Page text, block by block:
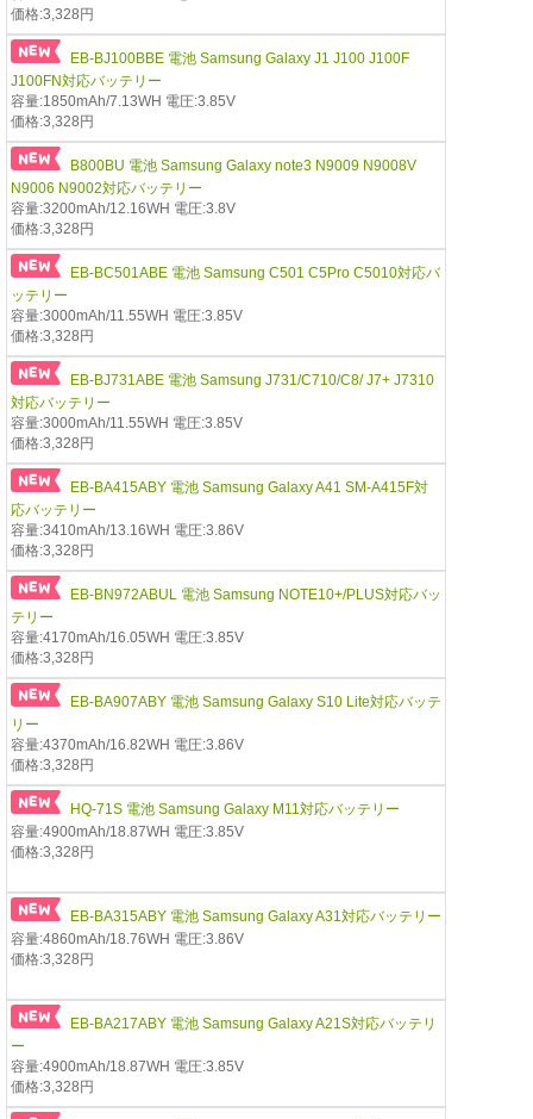
価格:3,328円
EB-BJ100BBE 電池 Samsung Galaxy J1 J100 J100F
J100FN対応バッテリー
容量:1850mAh/7.13WH 電圧:3.85V
価格:3,328円
B800BU 電池 Samsung Galaxy note3 N9009 N9008V
N9006 N9002対応バッテリー
容量:3200mAh/12.16WH 電圧:3.8V
価格:3,328円
EB-BC501ABE 電池 Samsung C501 C5Pro C5010対応バ
ッテリー
容量:3000mAh/11.55WH 電圧:3.85V
価格:3,328円
EB-BJ731ABE 電池 Samsung J731/C710/C8/ J7+ J7310
対応バッテリー
容量:3000mAh/11.55WH 電圧:3.85V
価格:3,328円
EB-BA415ABY 電池 Samsung Galaxy A41 SM-A415F対
応バッテリー
容量:3410mAh/13.16WH 電圧:3.86V
価格:3,328円
EB-BN972ABUL 電池 Samsung NOTE10+/PLUS対応バッ
テリー
容量:4170mAh/16.05WH 電圧:3.85V
価格:3,328円
EB-BA907ABY 電池 Samsung Galaxy S10 Lite対応バッテ
リー
容量:4370mAh/16.82WH 電圧:3.86V
価格:3,328円
HQ-71S 電池 Samsung Galaxy M11対応バッテリー
容量:4900mAh/18.87WH 電圧:3.85V
価格:3,328円
EB-BA315ABY 電池 Samsung Galaxy A31対応バッテリー
容量:4860mAh/18.76WH 電圧:3.86V
価格:3,328円
EB-BA217ABY 電池 Samsung Galaxy A21S対応バッテリ
ー
容量:4900mAh/18.87WH 電圧:3.85V
価格:3,328円